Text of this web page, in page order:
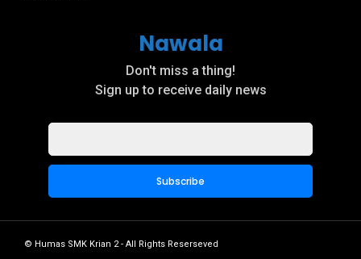
Nawala
Don't miss a thing!
Sign up to receive daily news
© Humas SMK Krian 2 - All Rights Reserseved